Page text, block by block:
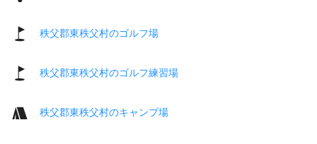
秩父郡東秩父村のゴルフ場
秩父郡東秩父村のゴルフ練習場
秩父郡東秩父村のキャンプ場